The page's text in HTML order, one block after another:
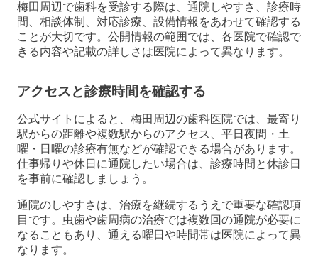
梅田周辺で歯科を受診する際は、通院しやすさ、診療時
間、相談体制、対応診療、設備情報をあわせて確認する
ことが大切です。公開情報の範囲では、各医院で確認で
きる内容や記載の詳しさは医院によって異なります。
アクセスと診療時間を確認する
公式サイトによると、梅田周辺の歯科医院では、最寄り
駅からの距離や複数駅からのアクセス、平日夜間・土
曜・日曜の診療有無などが確認できる場合があります。
仕事帰りや休日に通院したい場合は、診療時間と休診日
を事前に確認しましょう。
通院のしやすさは、治療を継続するうえで重要な確認項
目です。虫歯や歯周病の治療では複数回の通院が必要に
なることもあり、通える曜日や時間帯は医院によって異
なります。